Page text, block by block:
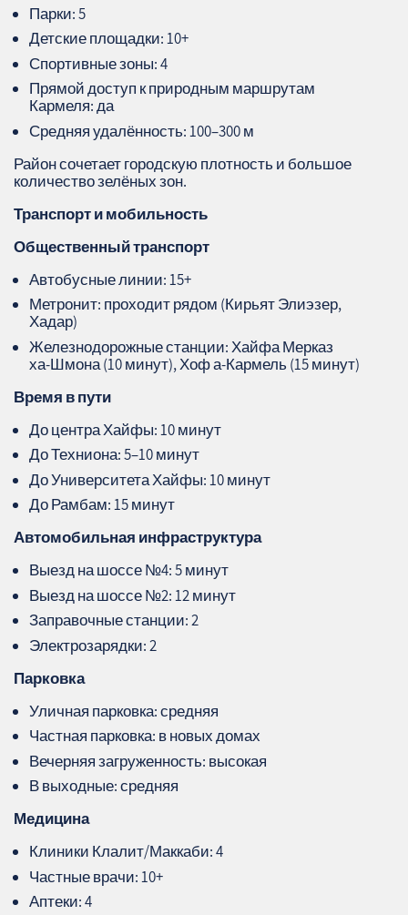
Парки: 5
Детские площадки: 10+
Спортивные зоны: 4
Прямой доступ к природным маршрутам
Кармеля: да
Средняя удалённость: 100–300 м
Район сочетает городскую плотность и большое
количество зелёных зон.
Транспорт и мобильность
Общественный транспорт
Автобусные линии: 15+
Метронит: проходит рядом (Кирьят Элиэзер,
Хадар)
Железнодорожные станции: Хайфа Мерказ
ха‑Шмона (10 минут), Хоф а‑Кармель (15 минут)
Время в пути
До центра Хайфы: 10 минут
До Техниона: 5–10 минут
До Университета Хайфы: 10 минут
До Рамбам: 15 минут
Автомобильная инфраструктура
Выезд на шоссе №4: 5 минут
Выезд на шоссе №2: 12 минут
Заправочные станции: 2
Электрозарядки: 2
Парковка
Уличная парковка: средняя
Частная парковка: в новых домах
Вечерняя загруженность: высокая
В выходные: средняя
Медицина
Клиники Клалит/Маккаби: 4
Частные врачи: 10+
Аптеки: 4